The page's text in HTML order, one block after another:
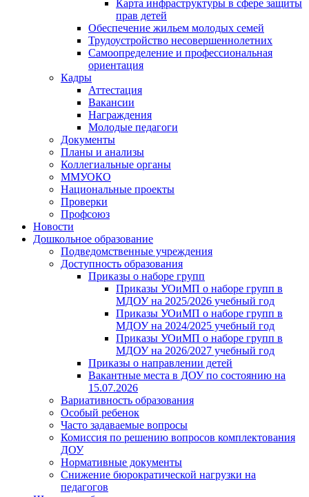
Карта инфраструктуры в сфере защиты
прав детей
Обеспечение жильем молодых семей
Трудоустройство несовершеннолетних
Самоопределение и профессиональная
ориентация
Кадры
Аттестация
Вакансии
Награждения
Молодые педагоги
Документы
Планы и анализы
Коллегиальные органы
ММУОКО
Национальные проекты
Проверки
Профсоюз
Новости
Дошкольное образование
Подведомственные учреждения
Доступность образования
Приказы о наборе групп
Приказы УОиМП о наборе групп в
МДОУ на 2025/2026 учебный год
Приказы УОиМП о наборе групп в
МДОУ на 2024/2025 учебный год
Приказы УОиМП о наборе групп в
МДОУ на 2026/2027 учебный год
Приказы о направлении детей
Вакантные места в ДОУ по состоянию на
15.07.2026
Вариативность образования
Особый ребенок
Часто задаваемые вопросы
Комиссия по решению вопросов комплектования
ДОУ
Нормативные документы
Снижение бюрократической нагрузки на
педагогов